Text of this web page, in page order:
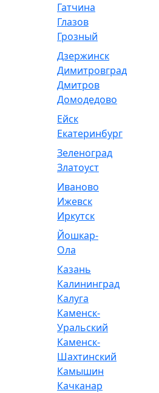
Гатчина
Глазов
Грозный
Дзержинск
Димитровград
Дмитров
Домодедово
Ейск
Екатеринбург
Зеленоград
Златоуст
Иваново
Ижевск
Иркутск
Йошкар-
Ола
Казань
Калининград
Калуга
Каменск-
Уральский
Каменск-
Шахтинский
Камышин
Качканар